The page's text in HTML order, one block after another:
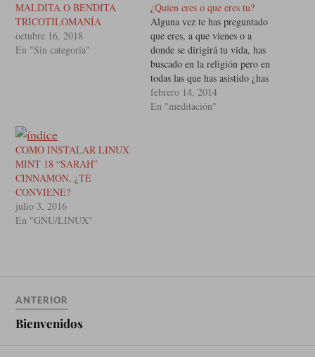
MALDITA O BENDITA
TRICOTILOMANÍA
octubre 16, 2018
En "Sin categoría"
¿Quien eres o que eres tu?
Alguna vez te has preguntado
que eres, a que vienes o a
donde se dirigirá tu vida, has
buscado en la religión pero en
todas las que has asistido ¿has
entrado inconsistencias?, ¿ lo
que haces al diario para
febrero 14, 2014
En "meditación"
COMO INSTALAR LINUX
MINT 18 “SARAH”
CINNAMON, ¿TE
CONVIENE?
julio 3, 2016
En "GNU/LINUX"
ANTERIOR
Bienvenidos